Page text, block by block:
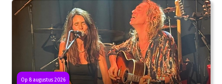
Op 8 augustus 2026